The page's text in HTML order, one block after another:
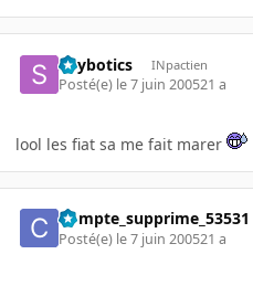
Spybotics INpactien
Posté(e) le 7 juin 200521 a
lool les fiat sa me fait marer
Compte_supprime_53531
Posté(e) le 7 juin 200521 a